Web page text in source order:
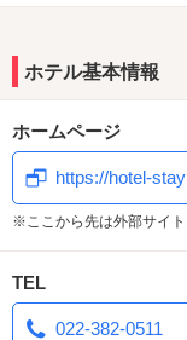
イオンモール名取から
仙台空港から車で5分！
仙台東部道路名取イ
仙台空港線杜せきのし
仙台駅から車で25分
ンタが目印！
【季節限定】フードメ
メインディッシュから
話題のシャンプー＆ト
気になるアイテムを
ホテル基本情報
ホームページ
https://hotel-
※ここから先は外部サイト
TEL
022-382-0511